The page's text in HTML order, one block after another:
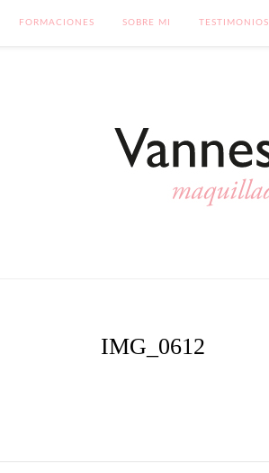
FORMACIONES SOBRE MI TESTIMONIOS
IMG_0612